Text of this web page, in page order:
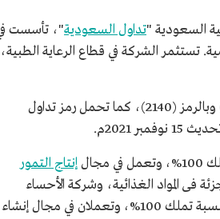
السعودية "تداول السعودية"، تأسست
الصناعية والخدمية. تستثمر الشركة في قطاع الرعاية الطبية،
تتداول أسهمها في السوق الرئيسية ضمن قطاع الرعاية الصحية باسم (أيان) وبالرمز (2140)، كما تحمل رمز تداول
إنتاج التمور
فى المواد الغذائية، وشركة الأحساء
للخدمات الطبية بنسبة تملك 96.37%، وشركة السلام للخدمات الطبية بنسبة تملك 100%، وتعملان في مجال إنشاء